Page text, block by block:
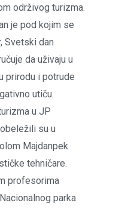
održivog turizma.
je pod kojim se
Svetski dan
da uživaju u
prirodu i potrude
utiču.
u JP
su u
Majdanpek
tehničare.
profesorima
parka